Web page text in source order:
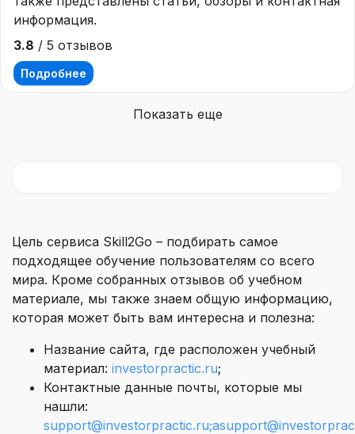
информация.
3.8 / 5 отзывов
Подробнее
Показать еще
Цель сервиса Skill2Go – подбирать самое
подходящее обучение пользователям со всего
мира. Кроме собранных отзывов об учебном
материале, мы также знаем общую информацию,
которая может быть вам интересна и полезна:
Название сайта, где расположен учебный
материал: investorpractic.ru;
Контактные данные почты, которые мы
нашли: